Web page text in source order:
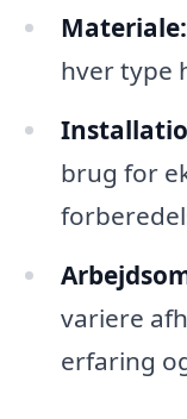
Materiale:
hver type
brug for
variere
erfaring